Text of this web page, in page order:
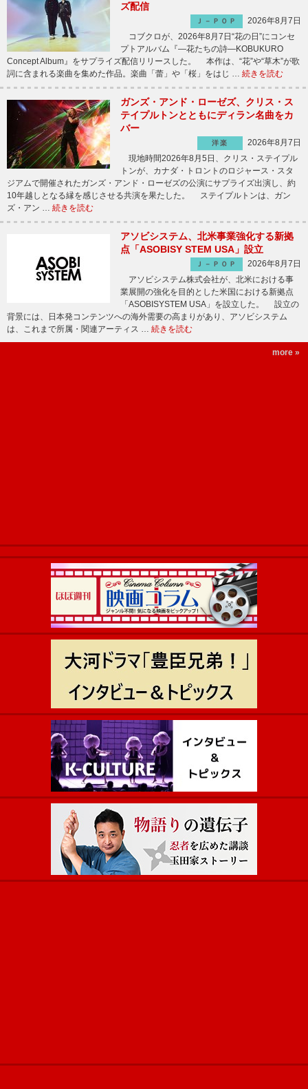
ズ配信
Ｊ－ＰＯＰ
2026年8月7日
コブクロが、2026年8月7日“花の日”にコンセ
プトアルバム『―花たちの詩―KOBUKURO
Concept Album』をサプライズ配信リリースした。 本作は、“花”や“草木”が歌
詞に含まれる楽曲を集めた作品。楽曲「蕾」や「桜」をはじ … 続きを読む
ガンズ・アンド・ローゼズ、クリス・ス
テイプルトンとともにディラン名曲をカ
バー
洋楽
2026年8月7日
現地時間2026年8月5日、クリス・ステイプル
トンが、カナダ・トロントのロジャース・スタ
ジアムで開催されたガンズ・アンド・ローゼズの公演にサプライズ出演し、約
10年越しとなる縁を感じさせる共演を果たした。 ステイプルトンは、ガン
ズ・アン … 続きを読む
アソビシステム、北米事業強化する新拠
点「ASOBISY STEM USA」設立
Ｊ－ＰＯＰ
2026年8月7日
アソビシステム株式会社が、北米における事
業展開の強化を目的とした米国における新拠点
「ASOBISYSTEM USA」を設立した。 設立の
背景には、日本発コンテンツへの海外需要の高まりがあり、アソビシステム
は、これまで所属・関連アーティス … 続きを読む
more »